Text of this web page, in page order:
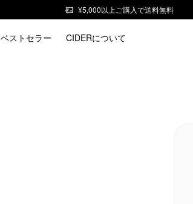
¥5,000以上ご購入で送料無料
ベストセラー CIDERについて